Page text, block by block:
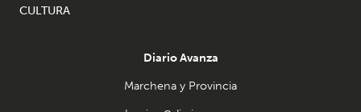
CULTURA
Diario Avanza
Marchena y Provincia